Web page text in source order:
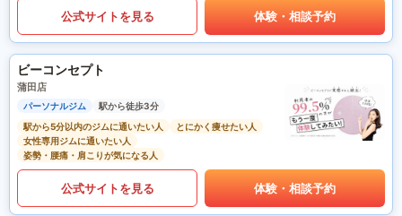
公式サイトを見る 体験・相談予約
ビーコンセプト
蒲田店
パーソナルジム
駅から徒歩3分
駅から5分以内のジムに通いたい人
とにかく痩せたい人
女性専用ジムに通いたい人
姿勢・腰痛・肩こりが気になる人
公式サイトを見る 体験・相談予約